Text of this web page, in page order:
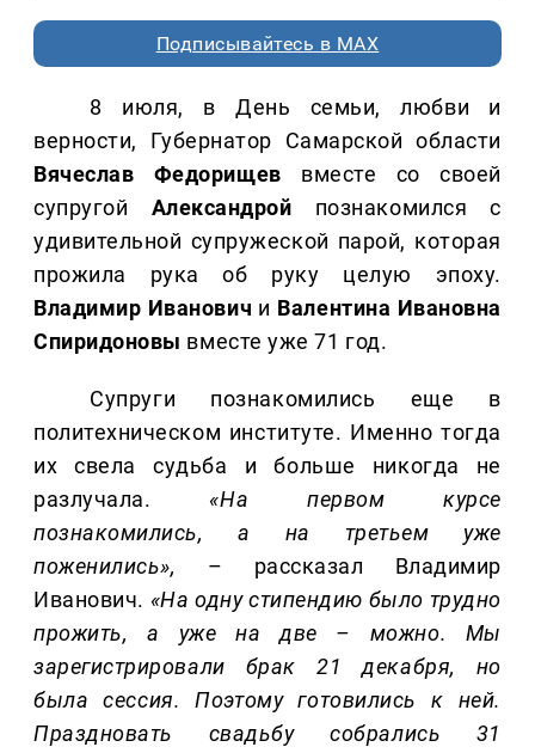
Подписывайтесь в MAX
8 июля, в День семьи, любви и
верности, Губернатор Самарской области
Вячеслав Федорищев вместе со своей
супругой Александрой познакомился с
удивительной супружеской парой, которая
прожила рука об руку целую эпоху.
Владимир Иванович и Валентина Ивановна
Спиридоновы вместе уже 71 год.
Супруги познакомились еще в
политехническом институте. Именно тогда
их свела судьба и больше никогда не
разлучала.«На первом курсе
познакомились, а на третьем уже
поженились»,
– рассказал Владимир
Иванович. «На одну стипендию было трудно
прожить, а уже на две – можно. Мы
зарегистрировали брак 21 декабря, но
была сессия. Поэтому готовились к ней.
Праздновать свадьбу собрались 31